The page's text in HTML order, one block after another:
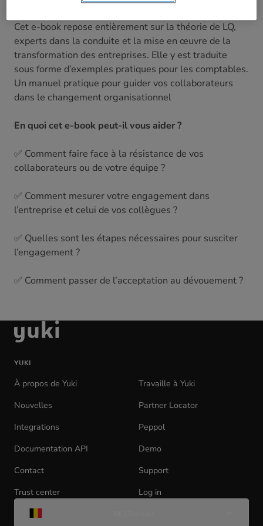
Cet e-book repose entièrement sur la théorie de LQ,
experts dans la conduite et la mise en œuvre de la
transformation des entreprises. Elle y est traduite
sous forme d’exemples pratiques pour les comptables.
Un manuel pratique pour guider vos collaborateurs
dans le changement organisationnel
En quoi cet e-book peut-il vous aider ?
✅ Comment faire face à la résistance de vos
collaborateurs ou de votre équipe ?
✅ Comment mesurer votre engagement dans
l’entreprise et celui de vos collègues ?
✅ Quelles sont les étapes nécessaires pour susciter
l’engagement ?
✅ Comment passer de l’acceptation au dévouement ?
aller
à
page
d'accueil
YUKI
À propos de Yuki Travaille à Yuki
new
Nouvelles
Partner Locator
Integrations
Peppol
Documentation API
Demo
Contact
Support
Trust center
Log in